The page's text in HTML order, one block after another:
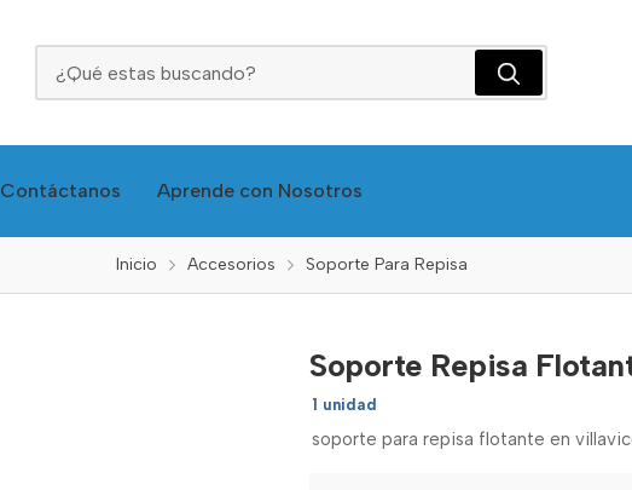
Contáctanos Aprende con Nosotros
Inicio Accesorios Soporte Para Repisa
Soporte Repisa
1 unidad
soporte para repisa flotante en